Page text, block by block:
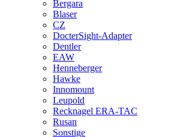
Bergara
Blaser
CZ
DocterSight-Adapter
Dentler
EAW
Henneberger
Hawke
Innomount
Leupold
Recknagel ERA-TAC
Rusan
Sonstige